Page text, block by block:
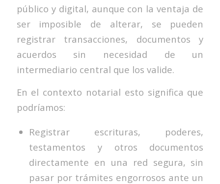
público y digital, aunque con la ventaja de
ser imposible de alterar, se pueden
registrar transacciones, documentos y
acuerdos sin necesidad de un
intermediario central que los valide.
En el contexto notarial esto significa que
podríamos:
Registrar escrituras, poderes,
testamentos y otros documentos
directamente en una red segura, sin
pasar por trámites engorrosos ante un